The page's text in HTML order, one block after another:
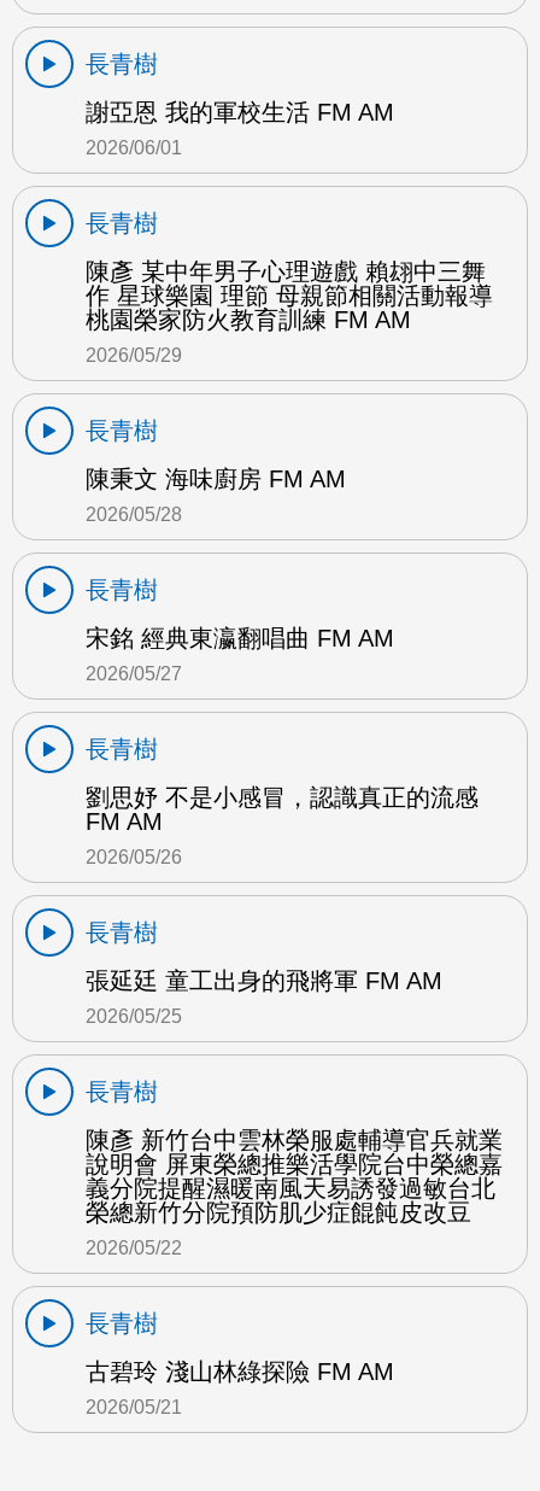
長青樹
謝亞恩 我的軍校生活 FM AM
2026/06/01
長青樹
陳彥 某中年男子心理遊戲 賴翃中三舞
作 星球樂園 理節 母親節相關活動報導
桃園榮家防火教育訓練 FM AM
2026/05/29
長青樹
陳秉文 海味廚房 FM AM
2026/05/28
長青樹
宋銘 經典東瀛翻唱曲 FM AM
2026/05/27
長青樹
劉思妤 不是小感冒，認識真正的流感
FM AM
2026/05/26
長青樹
張延廷 童工出身的飛將軍 FM AM
2026/05/25
長青樹
陳彥 新竹台中雲林榮服處輔導官兵就業
說明會 屏東榮總推樂活學院台中榮總嘉
義分院提醒濕暖南風天易誘發過敏台北
榮總新竹分院預防肌少症餛飩皮改豆
2026/05/22
長青樹
古碧玲 淺山林綠探險 FM AM
2026/05/21